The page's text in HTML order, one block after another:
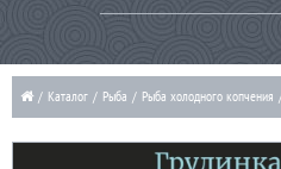
/ Каталог / Рыба / Рыба холодного копчения